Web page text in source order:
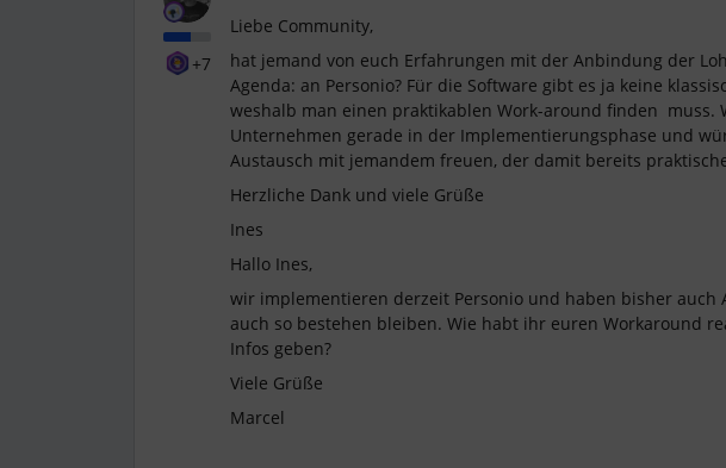
+7
Liebe Community,
hat jemand von euch Erfahrungen mit der Anbindung der
Agenda: an Personio? Für die Software gibt es ja keine
weshalb man einen praktikablen Work-around finden muss.
Unternehmen gerade in der Implementierungsphase und
Austausch mit jemandem freuen, der damit bereits
Herzliche Dank und viele Grüße
Ines
Hallo Ines,
wir implementieren derzeit Personio und haben bisher auch
auch so bestehen bleiben. Wie habt ihr euren Workaround
Infos geben?
Viele Grüße
Marcel